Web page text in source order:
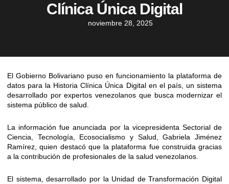
Clínica Única Digital
noviembre 28, 2025
El Gobierno Bolivariano puso en funcionamiento la plataforma de
datos para la Historia Clínica Única Digital en el país, un sistema
desarrollado por expertos venezolanos que busca modernizar el
sistema público de salud.
La información fue anunciada por la vicepresidenta Sectorial de
Ciencia, Tecnología, Ecosocialismo y Salud, Gabriela Jiménez
Ramírez, quien destacó que la plataforma fue construida gracias
a la contribución de profesionales de la salud venezolanos.
El sistema, desarrollado por la Unidad de Transformación Digital